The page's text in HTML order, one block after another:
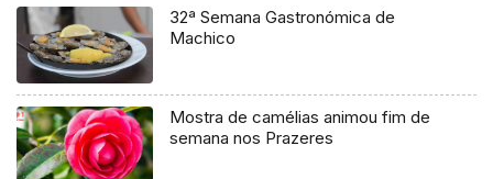
32ª Semana Gastronómica de
Machico
Mostra de camélias animou fim de
semana nos Prazeres